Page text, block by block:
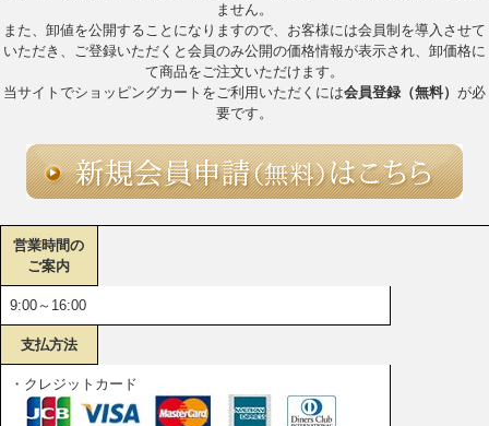
ません。
また、卸値を公開することになりますので、お客様には会員制を導入させて
いただき、ご登録いただくと会員のみ公開の価格情報が表示され、卸価格に
て商品をご注文いただけます。
当サイトでショッピングカートをご利用いただくには会員登録（無料） が必
要です。
営業時間の
ご案内
9:00～16:00
支払方法
・クレジットカード